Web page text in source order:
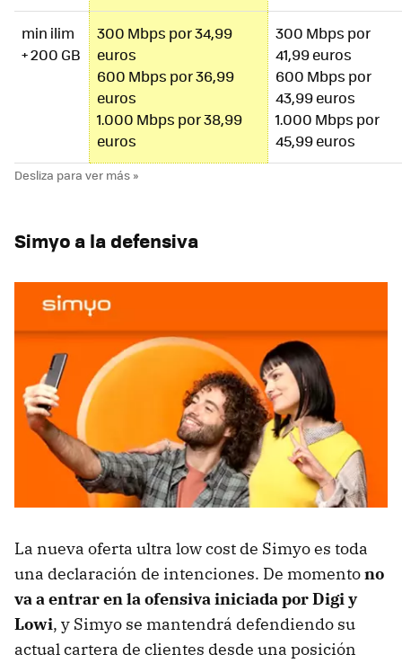
min ilim
+ 200 GB
300 Mbps por 34,99
euros
600 Mbps por 36,99
euros
1.000 Mbps por 38,99
euros
300 Mbps por
41,99 euros
600 Mbps por
43,99 euros
1.000 Mbps por
45,99 euros
Simyo a la defensiva
La nueva oferta ultra low cost de Simyo es toda
una declaración de intenciones. De momentono
va a entrar en la ofensiva iniciada por Digi y
Lowi, y Simyo se mantendrá defendiendo su
actual cartera de clientes desde una posición